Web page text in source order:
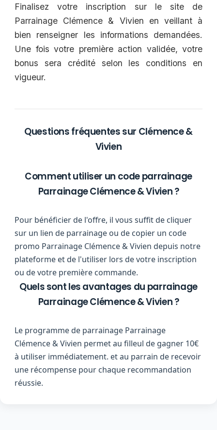
Finalisez votre inscription sur le site de
Parrainage Clémence & Vivien en veillant à
bien renseigner les informations demandées.
Une fois votre première action validée, votre
bonus sera crédité selon les conditions en
vigueur.
Questions fréquentes sur Clémence &
Vivien
Comment utiliser un code parrainage
Parrainage Clémence & Vivien ?
Pour bénéficier de l'offre, il vous suffit de cliquer
sur un lien de parrainage ou de copier un code
promo Parrainage Clémence & Vivien depuis notre
plateforme et de l'utiliser lors de votre inscription
ou de votre première commande.
Quels sont les avantages du parrainage
Parrainage Clémence & Vivien ?
Le programme de parrainage Parrainage
Clémence & Vivien permet au filleul de gagner 10€
à utiliser immédiatement. et au parrain de recevoir
une récompense pour chaque recommandation
réussie.